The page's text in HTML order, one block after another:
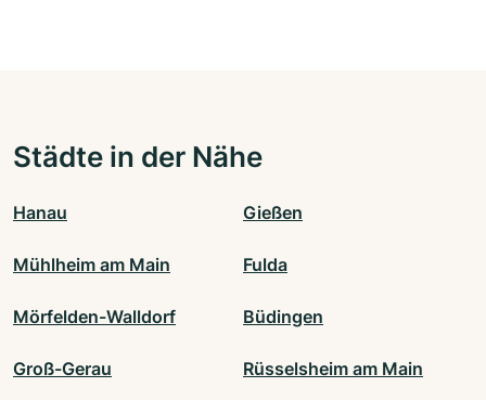
Städte in der Nähe
Hanau Gießen
Mühlheim am Main Fulda
Mörfelden-Walldorf Büdingen
Groß-Gerau Rüsselsheim am Main